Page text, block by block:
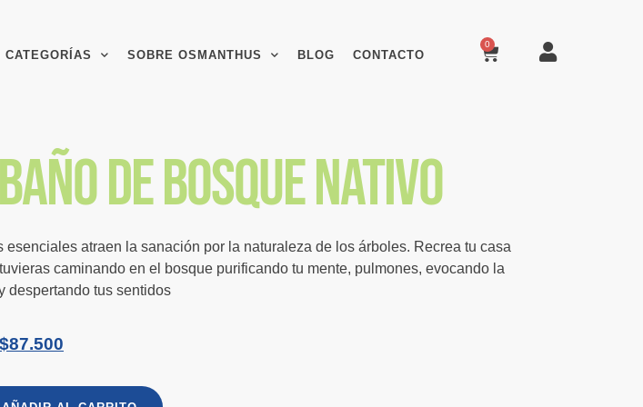
CATEGORÍAS SOBRE OSMANTHUS BLOG CONTACTO
0
de bosque nativo
esenciales atraen la sanación por la naturaleza de los árboles. Recrea tu casa
caminando en el bosque purificando tu mente, pulmones, evocando la
despertando tus sentidos
$87.500